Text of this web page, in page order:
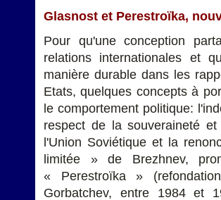
Glasnost et Perestroïka,
Pour qu'une conception
relations internationales et
manière durable dans les
Etats, quelques concepts à
le comportement politique:
respect de la souveraineté
l'Union Soviétique et la
limitée » de Brezhnev,
« Perestroïka »
Gorbatchev, entre 1984 et